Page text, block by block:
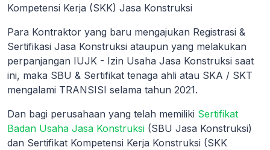
Kompetensi Kerja (SKK) Jasa Konstruksi
Para Kontraktor yang baru mengajukan Registrasi &
Sertifikasi Jasa Konstruksi ataupun yang melakukan
perpanjangan IUJK - Izin Usaha Jasa Konstruksi saat
ini, maka SBU & Sertifikat tenaga ahli atau SKA / SKT
mengalami TRANSISI selama tahun 2021.
Dan bagi perusahaan yang telah memiliki Sertifikat
Badan Usaha Jasa Konstruksi (SBU Jasa Konstruksi)
dan Sertifikat Kompetensi Kerja Konstruksi (SKK